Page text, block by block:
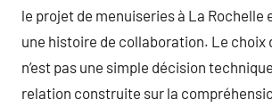
le projet de menuiseries à La Rochelle
une histoire de collaboration. Le choix
n’est pas une simple décision
relation construite sur la